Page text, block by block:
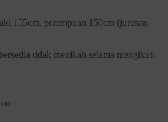
155cm, perempuan 150cm (jurusan
tidak menikah selama mengikuti
: